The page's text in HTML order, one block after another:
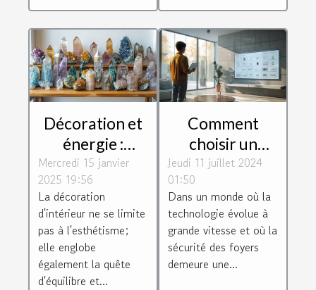
Décoration et
énergie :
harmoniser
votre espace
avec des
minéraux
Mercredi 15 janvier
2025 19:56
La décoration
d'intérieur ne se limite
pas à l'esthétisme;
elle englobe
également la quête
d'équilibre et...
Comment
choisir un
système
d'alarme
respectueux de
la vie privée
Jeudi 11 juillet 2024
01:50
Dans un monde où la
technologie évolue à
grande vitesse et où la
sécurité des foyers
demeure une...